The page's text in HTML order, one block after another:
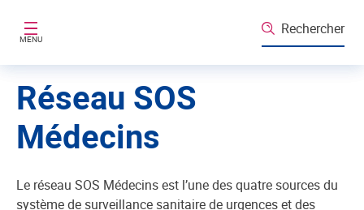
MENU
Rechercher
Réseau SOS
Médecins
Le réseau SOS Médecins est l’une des quatre sources du
système de surveillance sanitaire de urgences et des